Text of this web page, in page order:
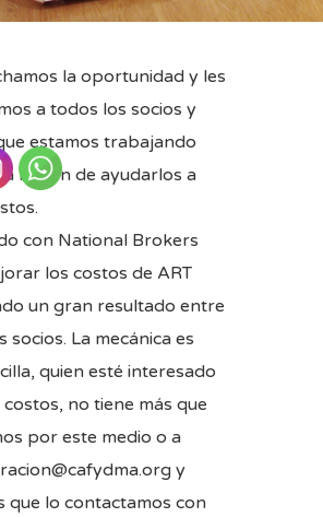
la oportunidad y les
a todos los socios y
estamos trabajando
misión de ayudarlos a
con National Brokers
los costos de ART
un gran resultado entre
socios. La mecánica es
quien esté interesado
no tiene más que
por este medio o a
y
que lo contactamos con